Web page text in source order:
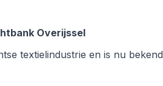
Overijssel
textielindustrie en is nu bekend